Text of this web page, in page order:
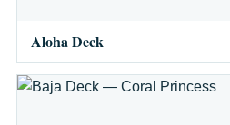
Aloha Deck